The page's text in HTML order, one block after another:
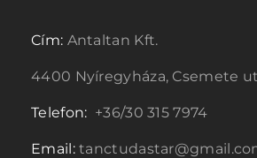
Cím: Antaltan Kft.
4400 Nyíregyháza, Csemete
Telefon: +36/30 315 7974
Email: